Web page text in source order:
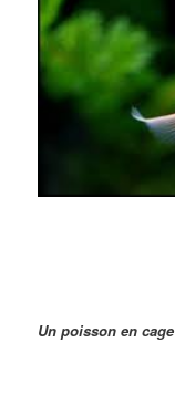
Un poisson en cage